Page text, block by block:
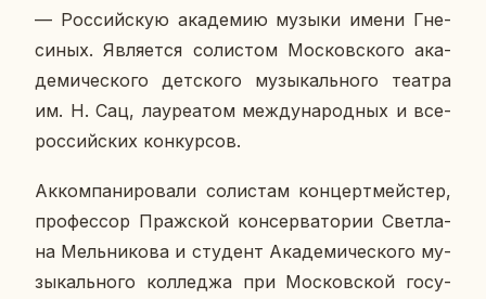
— Рос­сий­скую ака­де­мию музыки имени Гне­
си­ных. Яв­ля­ет­ся со­ли­стом Мос­ков­ско­го ака­
де­ми­че­ско­го дет­ско­го му­зы­каль­но­го театра
им. Н. Сац, ла­у­ре­а­том меж­ду­на­род­ных и все­
рос­сий­ских кон­кур­сов.
Ак­ком­па­ни­ро­ва­ли со­ли­стам кон­церт­мей­стер,
про­фес­сор Праж­ской кон­сер­ва­то­рии Свет­ла­
на Мель­ни­ко­ва и сту­дент Ака­де­ми­че­ско­го му­
зы­каль­но­го кол­ле­джа при Мос­ков­ской го­су­